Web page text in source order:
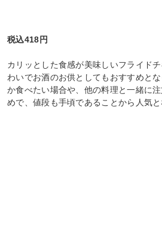
税込418円
カリッとした食感が美味しいフライド
わいでお酒のお供としてもおすすめと
か食べたい場合や、他の料理と一緒に
めで、値段も手頃であることから人気と